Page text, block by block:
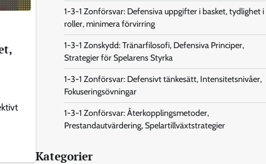
1-3-1 Zonförsvar: Defensiva uppgifter i basket, tydlighet i
roller, minimera förvirring
1-3-1 Zonskydd: Tränarfilosofi, Defensiva Principer,
Strategier för Spelarens Styrka
1-3-1 Zonförsvar: Defensivt tänkesätt, Intensitetsnivåer,
Fokuseringsövningar
1-3-1 Zonförsvar: Återkopplingsmetoder,
Prestandautvärdering, Spelartillväxtstrategier
Kategorier